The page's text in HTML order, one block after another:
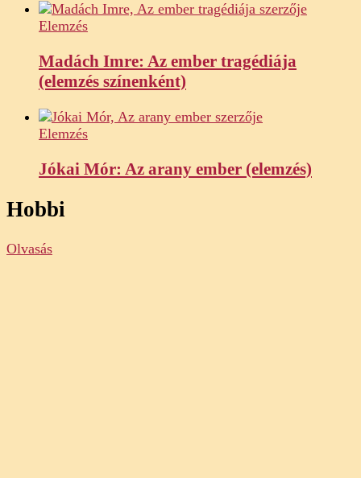
Elemzés
Madách Imre: Az ember tragédiája
(elemzés színenként)
Elemzés
Jókai Mór: Az arany ember (elemzés)
Hobbi
Olvasás